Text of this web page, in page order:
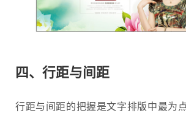
四、 行距与间距
行距与间距的把握是文字排版中最为